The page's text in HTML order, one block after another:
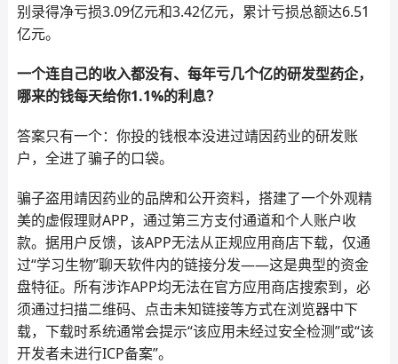
别录得净亏损3.09亿元和3.42亿元，累计亏损总额达6.51
亿元。
一个连自己的收入都没有、每年亏几个亿的研发型药企，
哪来的钱每天给你1.1%的利息？
答案只有一个：你投的钱根本没进过靖因药业的研发账
户，全进了骗子的口袋。
骗子盗用靖因药业的品牌和公开资料，搭建了一个外观精
美的虚假理财APP，通过第三方支付通道和个人账户收
款。据用户反馈，该APP无法从正规应用商店下载，仅通
过“学习生物”聊天软件内的链接分发——这是典型的资金
盘特征。所有涉诈APP均无法在官方应用商店搜索到，必
须通过扫描二维码、点击未知链接等方式在浏览器中下
载，下载时系统通常会提示“该应用未经过安全检测”或“该
开发者未进行ICP备案”。